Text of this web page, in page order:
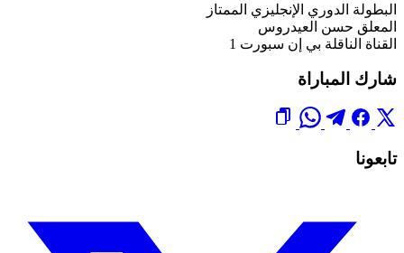
البطولة الدوري الإنجليزي الممتاز
المعلق حسن العيدروس
القناة الناقلة بي إن سبورت 1
شارك المباراة
تابعونا